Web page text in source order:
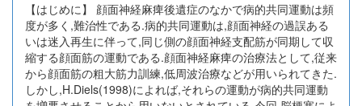
【はじめに】 顔面神経麻痺後遺症のなかで病的共同運動は頻
度が多く,難治性である.病的共同運動は,顔面神経の過誤ある
いは迷入再生に伴って,同じ側の顔面神経支配筋が同期して収
縮する顔面筋の運動である.顔面神経麻痺の治療法として,従来
から顔面筋の粗大筋力訓練,低周波治療などが用いられてきた.
しかし,H.Diels(1998)によれば,それらの運動が病的共同運動